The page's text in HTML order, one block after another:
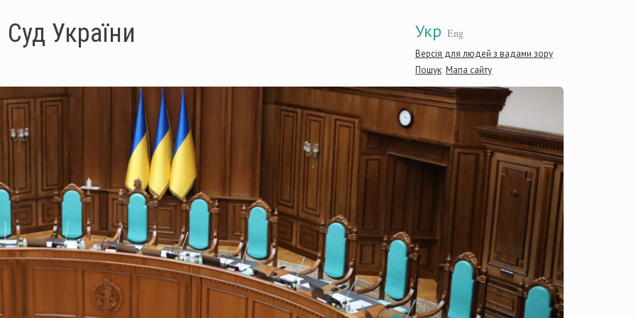
Укр Eng
Версія для людей з вадами зору
Пошук Мапа сайту
України
України